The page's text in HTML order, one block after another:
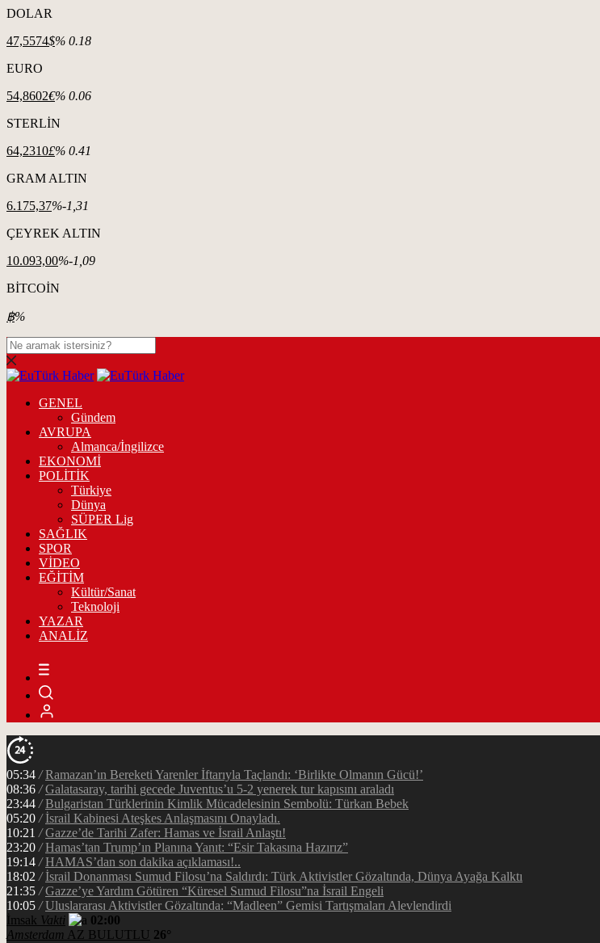
DOLAR
47,5574$% 0.18
EURO
54,8602€% 0.06
STERLİN
64,2310£% 0.41
GRAM ALTIN
6.175,37%-1,31
ÇEYREK ALTIN
10.093,00%-1,09
BİTCOİN
฿%
GENEL
Gündem
AVRUPA
Almanca/İngilizce
EKONOMİ
POLİTİK
Türkiye
Dünya
SÜPER Lig
SAĞLIK
SPOR
VİDEO
EĞİTİM
Kültür/Sanat
Teknoloji
YAZAR
ANALİZ
05:34 / Ramazan’ın Bereketi Yarenler İftarıyla Taçlandı: ‘Birlikte Olmanın Gücü!’
08:36 / Galatasaray, tarihi gecede Juventus’u 5-2 yenerek tur kapısını araladı
23:44 / Bulgaristan Türklerinin Kimlik Mücadelesinin Sembolü: Türkan Bebek
05:20 / İsrail Kabinesi Ateşkes Anlaşmasını Onayladı.
10:21 / Gazze’de Tarihi Zafer: Hamas ve İsrail Anlaştı!
23:20 / Hamas’tan Trump’ın Planına Yanıt: “Esir Takasına Hazırız”
19:14 / HAMAS’dan son dakika açıklaması!..
18:02 / İsrail Donanması Sumud Filosu’na Saldırdı: Türk Aktivistler Gözaltında, Dünya Ayağa Kalktı
21:35 / Gazze’ye Yardım Götüren “Küresel Sumud Filosu”na İsrail Engeli
10:05 / Uluslararası Aktivistler Gözaltında: “Madleen” Gemisi Tartışmaları Alevlendirdi
İmsak Vakti
02:00
Amsterdam AZ BULUTLU 26°